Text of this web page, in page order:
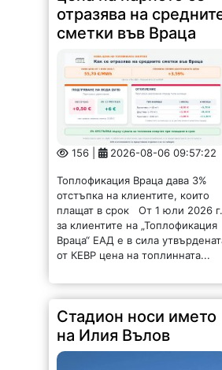
156 | 2026-08-06 09:57:22
Топлофикация Враца дава 3%
отстъпка на клиентите, които
плащат в срок От 1 юли 2026 г.
за клиентите на „Топлофикация
Враца“ ЕАД е в сила утвърдената
от КЕВР цена на топлинната...
Стадион носи името
на Илия Вълов